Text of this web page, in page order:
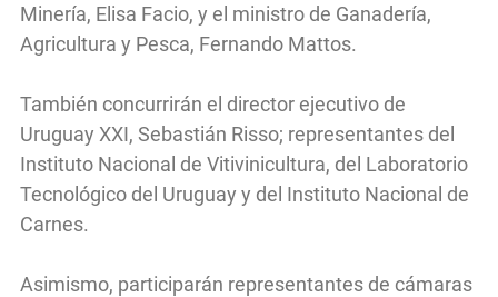
Minería, Elisa Facio, y el ministro de Ganadería,
Agricultura y Pesca, Fernando Mattos.
También concurrirán el director ejecutivo de
Uruguay XXI, Sebastián Risso; representantes del
Instituto Nacional de Vitivinicultura, del Laboratorio
Tecnológico del Uruguay y del Instituto Nacional de
Carnes.
Asimismo, participarán representantes de cámaras